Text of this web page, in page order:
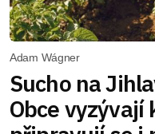
Adam Wágner
Sucho na
Obce vyzývají